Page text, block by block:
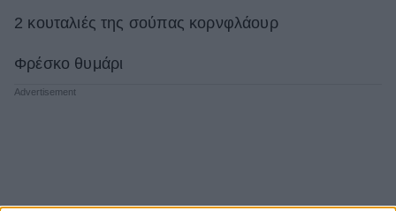
2 κουταλιές της σούπας κορνφλάουρ
Φρέσκο θυμάρι